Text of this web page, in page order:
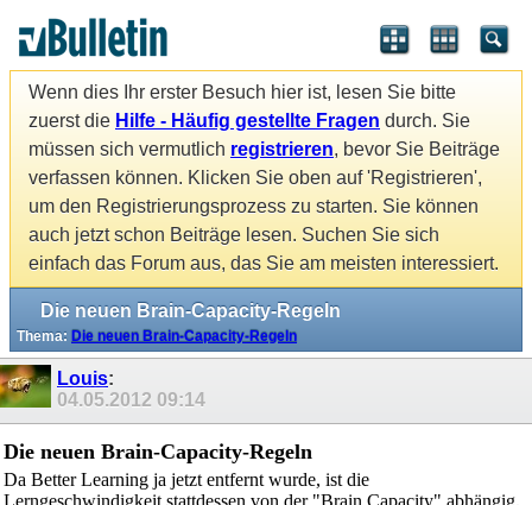
Wenn dies Ihr erster Besuch hier ist, lesen Sie bitte
zuerst die Hilfe - Häufig gestellte Fragen durch. Sie
müssen sich vermutlich registrieren, bevor Sie Beiträge
verfassen können. Klicken Sie oben auf 'Registrieren',
um den Registrierungsprozess zu starten. Sie können
auch jetzt schon Beiträge lesen. Suchen Sie sich
einfach das Forum aus, das Sie am meisten interessiert.
Die neuen Brain-Capacity-Regeln
Thema: Die neuen Brain-Capacity-Regeln
Louis:
04.05.2012 09:14
Die neuen Brain-Capacity-Regeln
Da Better Learning ja jetzt entfernt wurde, ist die
Lerngeschwindigkeit stattdessen von der "Brain Capacity" abhängig.